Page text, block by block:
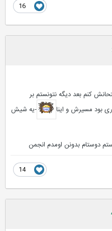
کنم بعد دیگه نتونستم بر
مسیرش و اینا
-یه شیش
دوستام بدونن اومدم انجمن